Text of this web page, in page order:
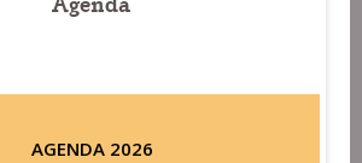
AGENDA 2026